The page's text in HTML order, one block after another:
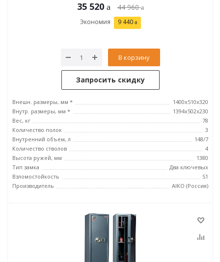
35 520 44 960
Экономия 9 440
В корзину
Запросить скидку
Внешн. размеры, мм *
1400x510x320
Внутр. размеры, мм *
1394x502x230
Вес, кг
78
Количество полок
3
Внутренний объем, л
148/7
Количество стволов
4
Высота ружей, мм
1380
Тип замка
Два ключевых
Взломостойкость
S1
Производитель
AIKO (Россия)